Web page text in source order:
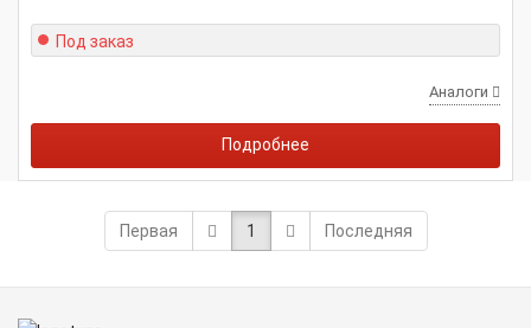
Под заказ
Аналоги
Подробнее
Первая 1 Последняя